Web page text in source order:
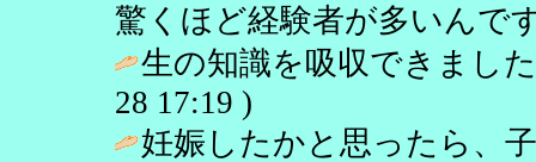
驚くほど経験者が多いんで
生の知識を吸収できまし
28 17:19 )
妊娠したかと思ったら、